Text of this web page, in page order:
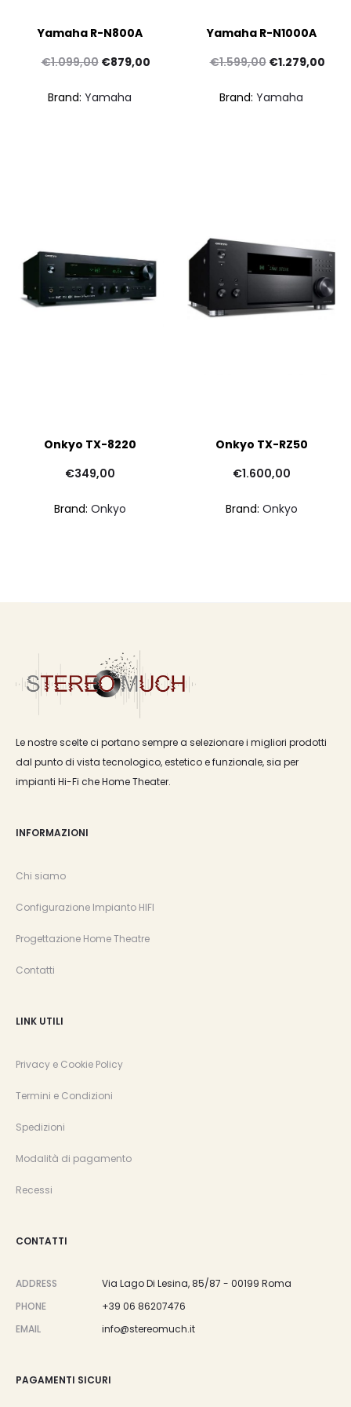
Yamaha R-N800A
€1.099,00 Il
€879,00Il
Brand: Yamaha
Yamaha R-N1000A
€1.599,00 Il
€1.279,00Il
Brand: Yamaha
Onkyo TX-8220
€349,00
Brand: Onkyo
Onkyo TX-RZ50
€1.600,00
Brand: Onkyo
Le nostre scelte ci portano sempre a selezionare i migliori prodotti
dal punto di vista tecnologico, estetico e funzionale, sia per
impianti Hi-Fi che Home Theater.
INFORMAZIONI
Chi siamo
Configurazione Impianto HIFI
Progettazione Home Theatre
Contatti
LINK UTILI
Privacy e Cookie Policy
Termini e Condizioni
Spedizioni
Modalità di pagamento
Recessi
CONTATTI
ADDRESS
Via Lago Di Lesina, 85/87 - 00199 Roma
PHONE
+39 06 86207476
EMAIL
info@stereomuch.it
PAGAMENTI SICURI